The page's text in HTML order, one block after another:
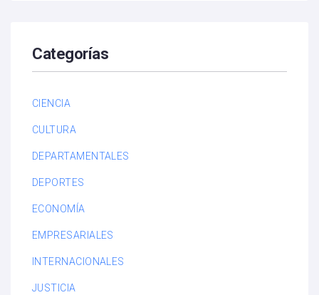
Categorías
CIENCIA
CULTURA
DEPARTAMENTALES
DEPORTES
ECONOMÍA
EMPRESARIALES
INTERNACIONALES
JUSTICIA